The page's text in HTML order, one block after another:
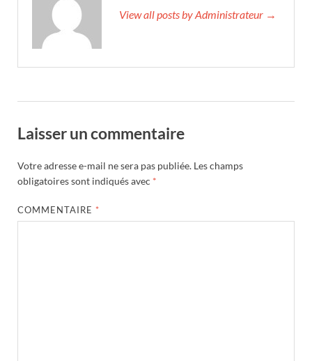
View all posts by Administrateur →
Laisser un commentaire
Votre adresse e-mail ne sera pas publiée. Les champs
obligatoires sont indiqués avec *
COMMENTAIRE *